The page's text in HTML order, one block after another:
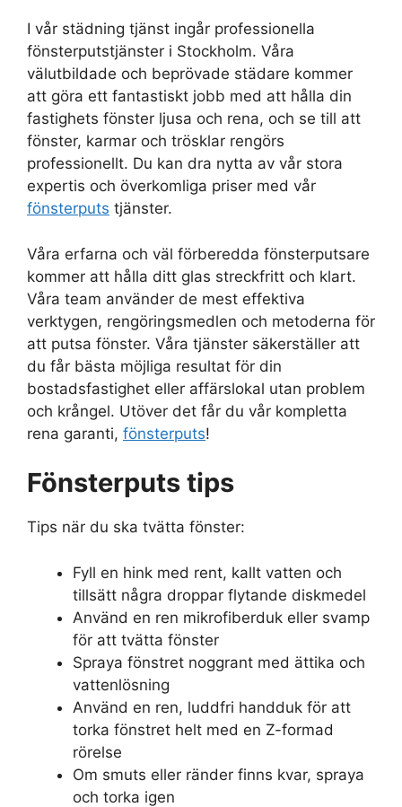
I vår städning tjänst ingår professionella
fönsterputstjänster i Stockholm. Våra
välutbildade och beprövade städare kommer
att göra ett fantastiskt jobb med att hålla din
fastighets fönster ljusa och rena, och se till att
fönster, karmar och trösklar rengörs
professionellt. Du kan dra nytta av vår stora
expertis och överkomliga priser med vår
fönsterputs tjänster.
Våra erfarna och väl förberedda fönsterputsare
kommer att hålla ditt glas streckfritt och klart.
Våra team använder de mest effektiva
verktygen, rengöringsmedlen och metoderna för
att putsa fönster. Våra tjänster säkerställer att
du får bästa möjliga resultat för din
bostadsfastighet eller affärslokal utan problem
och krångel. Utöver det får du vår kompletta
rena garanti, fönsterputs!
Fönsterputs tips
Tips när du ska tvätta fönster:
Fyll en hink med rent, kallt vatten och
tillsätt några droppar flytande diskmedel
Använd en ren mikrofiberduk eller svamp
för att tvätta fönster
Spraya fönstret noggrant med ättika och
vattenlösning
Använd en ren, luddfri handduk för att
torka fönstret helt med en Z-formad
rörelse
Om smuts eller ränder finns kvar, spraya
och torka igen